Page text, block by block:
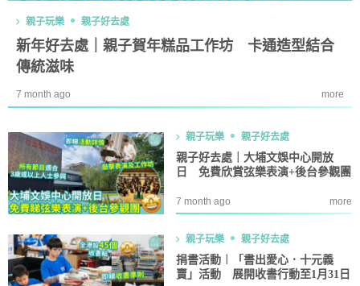
親子玩樂 親子好去處
新年好去處｜親子賀年糕品工作坊 卡通造型結合
傳統滋味
7 month ago more
親子玩樂 親子好去處
親子好去處｜大埔文娛中心開放
日 免費欣賞弦樂表演+後台參觀團
7 month ago more
親子玩樂 親子好去處
捐書活動︱「書出愛心．十元義
賣」活動 展開收書行動至1月31日